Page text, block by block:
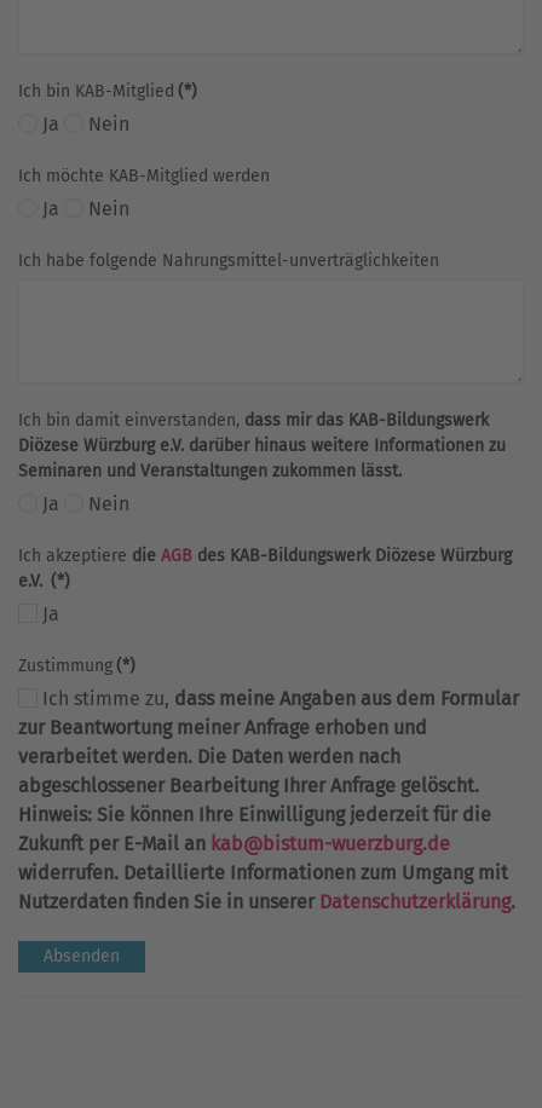
Ich bin KAB-Mitglied (*)
Ja Nein
Ich möchte KAB-Mitglied werden
Ja Nein
Ich habe folgende Nahrungsmittel-unverträglichkeiten
Ich bin damit einverstanden, dass mir das KAB-Bildungswerk
Diözese Würzburg e.V. darüber hinaus weitere Informationen zu
Seminaren und Veranstaltungen zukommen lässt.
Ja Nein
Ich akzeptiere die AGB des KAB-Bildungswerk Diözese Würzburg
e.V. (*)
Ja
Zustimmung(*)
Ich stimme zu, dass meine Angaben aus dem Formular
zur Beantwortung meiner Anfrage erhoben und
verarbeitet werden. Die Daten werden nach
abgeschlossener Bearbeitung Ihrer Anfrage gelöscht.
Hinweis: Sie können Ihre Einwilligung jederzeit für die
Zukunft per E-Mail an kab@bistum-wuerzburg.de
widerrufen. Detaillierte Informationen zum Umgang mit
Nutzerdaten finden Sie in unserer Datenschutzerklärung.
Absenden